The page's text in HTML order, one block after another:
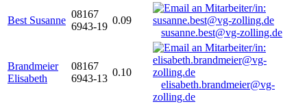
Best Susanne
08167
6943-19
0.09
susanne.best@vg-zolling.de
Brandmeier
Elisabeth
08167
6943-13
0.10
elisabeth.brandmeier@vg-
zolling.de